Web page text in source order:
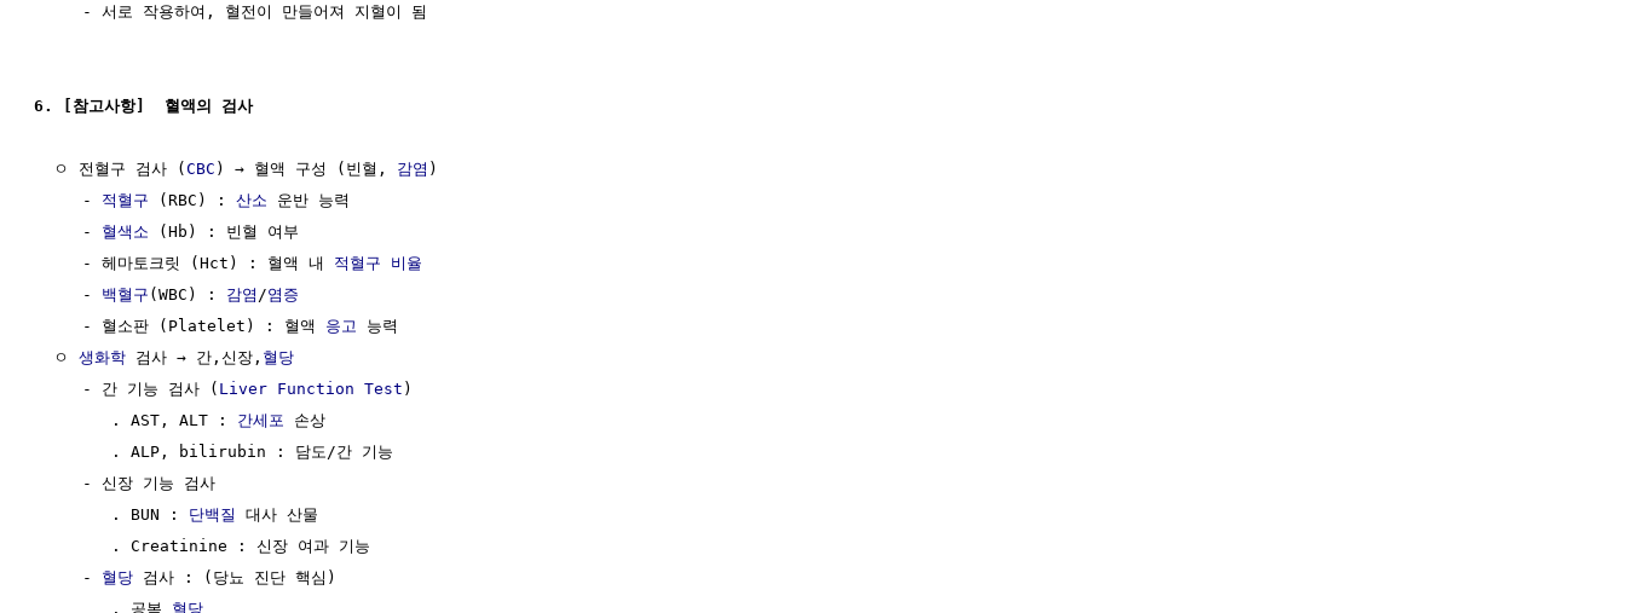
     - 서로 작용하여, 혈전이 만들어져 지혈이 됨
6. [참고사항]  혈액의 검사
  ㅇ 전혈구 검사 (
CBC ) → 혈액 구성 (빈혈, 감염 )
     -
적혈구 (RBC) : 산소 운반 능력
     -
혈색소 (Hb) : 빈혈 여부
     - 헤마토크릿 (Hct) : 혈액 내
적혈구
비율
     -
백혈구 (WBC) : 감염 /염증
     - 혈소판 (Platelet) : 혈액
응고
능력
  ㅇ
생화학 검사 → 간,신장, 혈당
     - 간 기능 검사 (
Liver Function Test )
        . AST, ALT :
간세포 손상
        . ALP, bilirubin : 담도/간 기능
     - 신장 기능 검사
        . BUN :
단백질
대사 산물
        . Creatinine : 신장 여과 기능
     -
혈당 검사 : (당뇨 진단 핵심)
        . 공복
혈당